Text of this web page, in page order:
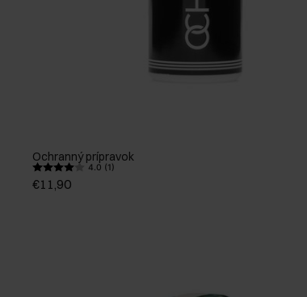
Ochranný prípravok
4.0 (1)
€11,90